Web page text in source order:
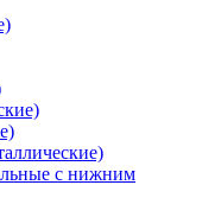
с нижним